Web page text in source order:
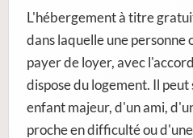
L'hébergement à titre
dans laquelle une personne
payer de loyer, avec
dispose du logement. Il
enfant majeur, d'un ami,
proche en difficulté ou